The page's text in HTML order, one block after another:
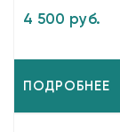
4 500 руб.
ПОДРОБНЕЕ